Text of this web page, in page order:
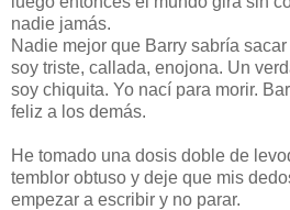
nadie jamás.
Nadie mejor que Barry sabría
soy triste, callada, enojona. Un
soy chiquita. Yo nací para morir.
feliz a los demás.
He tomado una dosis doble de
temblor obtuso y deje que mis
empezar a escribir y no parar.